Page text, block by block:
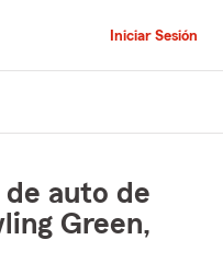
Iniciar Sesión
auto de
Green,